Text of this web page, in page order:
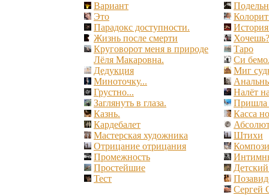
Вариант
Это
Парадокс доступности.
Жизнь после смерти
Круговорот меня в природе
Лёля Макаровна.
Дедукция
Миноточку...
Грустно...
Заглянуть в глаза.
Казнь.
Кардебалет
Мастерская художника
Отрицание отрицания
Промежность
Простейшие
Тест
Хочешь?
Таро
Си
Миг
Налёт
Пришла
Касса
Штихи
Сергей